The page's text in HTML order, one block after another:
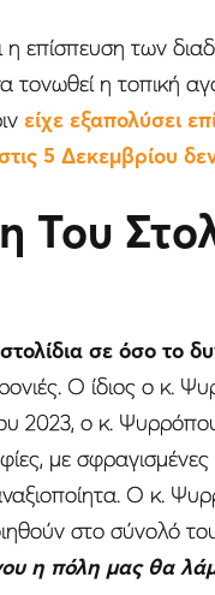
η επίσπευση των
τονωθεί η τοπική
είχε εξαπολύσει
5 Δεκεμβρίου
Του
σε όσο το
Ο ίδιος ο κ.
2023, ο κ.
με
Ο κ.
στο σύνολό
η πόλη μας θα